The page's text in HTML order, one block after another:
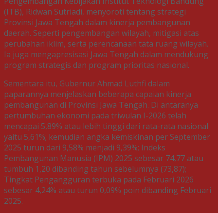
(ITB), Ridwan Sutriadi, menyoroti tentang strategi
Provinsi Jawa Tengah dalam kinerja pembangunan
daerah. Seperti pengembangan wilayah, mitigasi atas
perubahan iklim, serta perencanaan tata ruang wilayah.
Ia juga mengapresisasi Jawa Tengah dalam mendukung
program strategis dan program prioritas nasional.
Sementara itu, Gubernur Ahmad Luthfi dalam
paparannya menjelaskan beberapa capaian kinerja
pembangunan di Provinsi Jawa Tengah. Di antaranya
pertumbuhan ekonomi pada triwulan I-2026 telah
mencapai 5,89% atau lebih tinggi dari rata-rata nasional
yaitu 5,61%; kemudian angka kemiskinan per September
2025 turun dari 9,58% menjadi 9,39%; Indeks
Pembangunan Manusia (IPM) 2025 sebesar 74,77 atau
tumbuh 1,20 dibanding tahun sebelumnya (73,87);
Tingkat Pengangguran terbuka pada Februari 2026
sebesar 4,24% atau turun 0,09% poin dibanding Februari
2025.